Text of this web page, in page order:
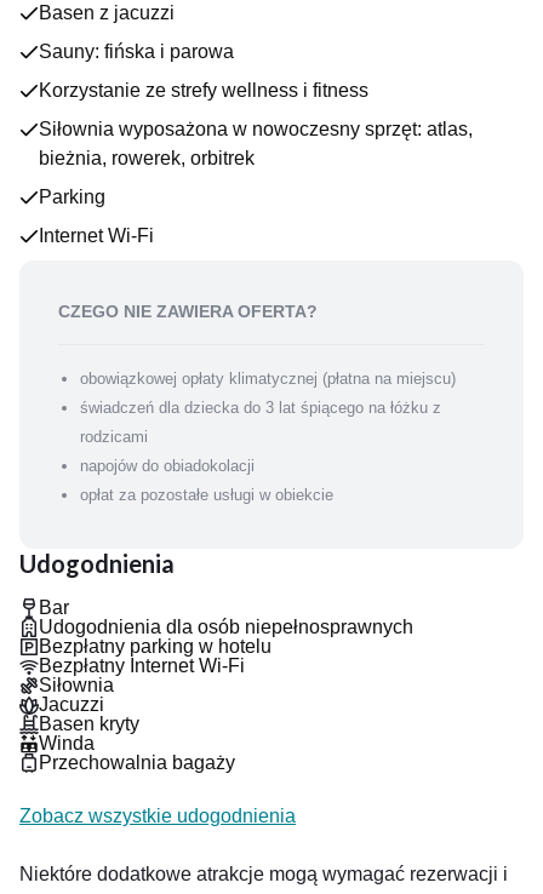
dniu.
Atrakcje obiektu
- Basen z widokiem na góry, z wodą z naturalnego źródła
głębinowego (wbudowane jacuzzi i gejzery wodne)
- Sauna sucha i parowa
- Siłownia
- 200-metrowy taras widokowy
- Stół do ping-ponga
Dla najmłodszych
planszowe czy puzzle oraz dedykowane kanały telewizyjne.
skomponowanych z regionalnych produktów, owoców i
warzyw sezonowych. Codziennie serwowane są również
obiadokolacje, na filiżankę kawy lub coś mocniejszego najlepiej
zaś udać się do baru.
Basen z jacuzzi
Sauny: fińska i parowa
Korzystanie ze strefy wellness i fitness
Siłownia wyposażona w nowoczesny sprzęt: atlas,
bieżnia, rowerek, orbitrek
Parking
Internet Wi-Fi
CZEGO NIE ZAWIERA OFERTA?
obowiązkowej opłaty klimatycznej (płatna na miejscu)
świadczeń dla dziecka do 3 lat śpiącego na łóżku z
rodzicami
napojów do obiadokolacji
opłat za pozostałe usługi w obiekcie
Udogodnienia
Bar
Udogodnienia dla osób niepełnosprawnych
Bezpłatny parking w hotelu
Bezpłatny Internet Wi-Fi
Siłownia
Jacuzzi
Basen kryty
Winda
Przechowalnia bagaży
Zobacz wszystkie udogodnienia
Niektóre dodatkowe atrakcje mogą wymagać rezerwacji i